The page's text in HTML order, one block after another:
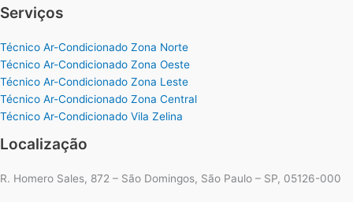
Serviços
Técnico Ar-Condicionado Zona Norte
Técnico Ar-Condicionado Zona Oeste
Técnico Ar-Condicionado Zona Leste
Técnico Ar-Condicionado Zona Central
Técnico Ar-Condicionado Vila Zelina
Localização
R. Homero Sales, 872 – São Domingos, São Paulo – SP, 05126-000